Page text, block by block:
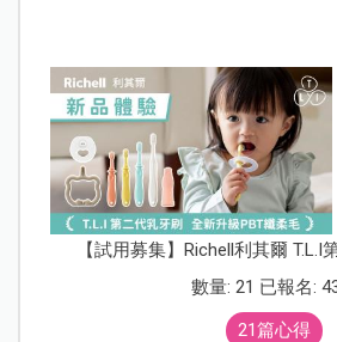
【試用募集】Richell利其爾 T.L.I
數量: 21 已報名:
21篇心得